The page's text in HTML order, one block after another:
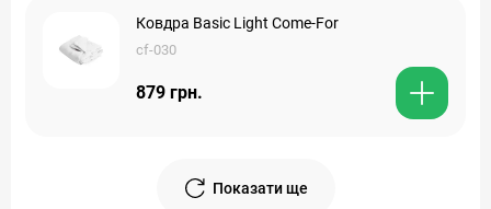
Ковдра Basic Light Come-For
cf-030
879 грн.
Показати ще